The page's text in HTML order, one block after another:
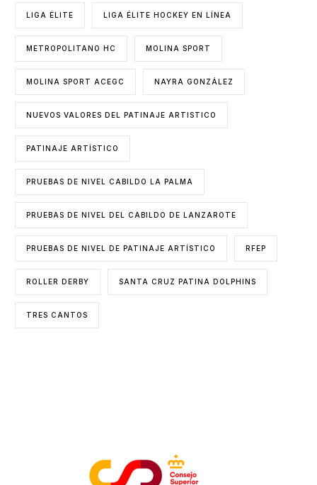
LIGA ÉLITE LIGA ÉLITE HOCKEY EN LÍNEA
METROPOLITANO HC MOLINA SPORT
MOLINA SPORT ACEGC NAYRA GONZÁLEZ
NUEVOS VALORES DEL PATINAJE ARTISTICO
PATINAJE ARTÍSTICO
PRUEBAS DE NIVEL CABILDO LA PALMA
PRUEBAS DE NIVEL DEL CABILDO DE LANZAROTE
PRUEBAS DE NIVEL DE PATINAJE ARTÍSTICO RFEP
ROLLER DERBY SANTA CRUZ PATINA DOLPHINS
TRES CANTOS